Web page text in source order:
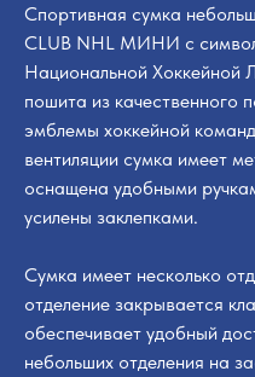
Спортивная сумка
CLUB NHL МИНИ с
Национальной Хоккейной
пошита из качественного
эмблемы хоккейной
вентиляции сумка имеет
оснащена удобными
усилены заклепками.
Сумка имеет несколько
отделение закрывается
обеспечивает удобный
небольших отделения на